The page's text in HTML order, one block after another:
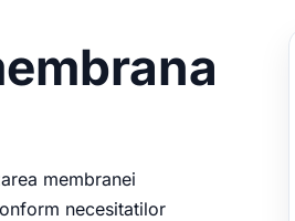
membranei
necesitatilor